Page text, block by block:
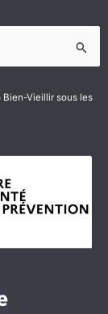
Vieillir sous les